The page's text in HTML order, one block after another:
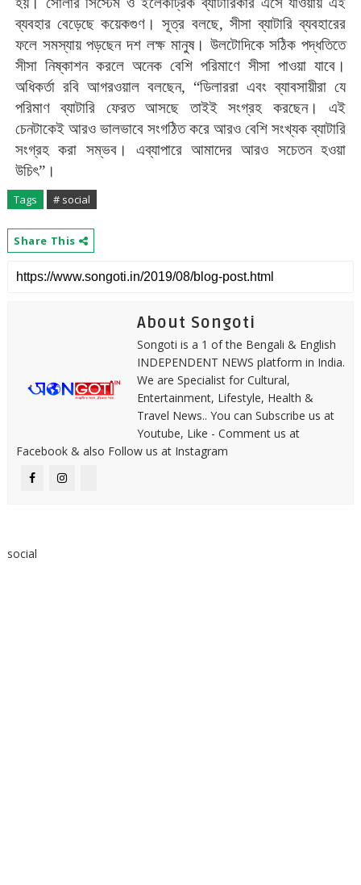
ব্যবহার বেড়েছে কয়েকগুণ। সূত্র বলছে, সীসা ব্যাটারি ব্যবহারের
ফলে সমস্যায় পড়ছেন দশ লক্ষ মানুষ। উলটোদিকে সঠিক পদ্ধতিতে
সীসা নিষ্কাশন করলে অনেক বেশি পরিমাণে সীসা পাওয়া যাবে।
অধিকর্তা রবি আগরওয়াল বলছেন, “ডিলাররা এবং ব্যাবসায়ীরা যে
পরিমাণ ব্যাটারি ফেরত আসছে তাইই সংগ্রহ করছেন। এই
চেনটাকেই আরও ভালভাবে সংগঠিত করে আরও বেশি সংখ্যক ব্যাটারি
সংগ্রহ করা সম্ভব। এব্যাপারে আমাদের আরও সচেতন হওয়া
উচিৎ”।
Tags # social
Share This
About Songoti
Songoti is a 1 of the Bengali & English
INDEPENDENT NEWS platform in India.
We are Specialist for Cultural,
Entertainment, Lifestyle, Health &
Travel News.. You can Subscribe us at
Youtube, Like - Comment us at
Facebook & also Follow us at Instagram
social